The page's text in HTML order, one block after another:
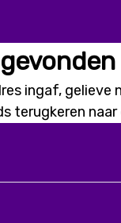
ingaf,
terugkeren naar